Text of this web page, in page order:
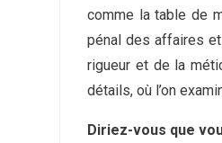
comme la table de
pénal des affaires
rigueur et de la
détails, où l’on
Diriez-vous que